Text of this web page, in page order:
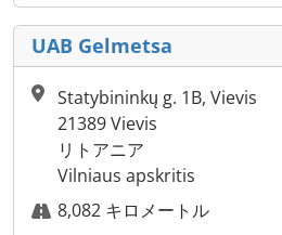
UAB Gelmetsa
Statybininkų g. 1B, Vievis
21389 Vievis
リトアニア
Vilniaus apskritis
8,082 キロメートル